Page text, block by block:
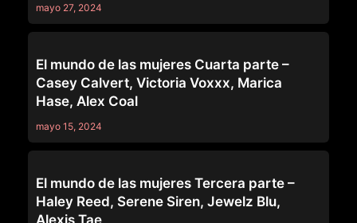
mayo 27, 2024
El mundo de las mujeres Cuarta parte –
Casey Calvert, Victoria Voxxx, Marica
Hase, Alex Coal
mayo 15, 2024
El mundo de las mujeres Tercera parte –
Haley Reed, Serene Siren, Jewelz Blu,
Alexis Tae